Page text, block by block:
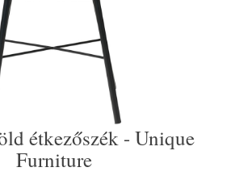
étkezőszék - Unique
Furniture